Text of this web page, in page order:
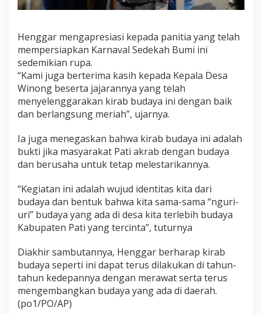
Henggar mengapresiasi kepada panitia yang telah
mempersiapkan Karnaval Sedekah Bumi ini
sedemikian rupa.
“Kami juga berterima kasih kepada Kepala Desa
Winong beserta jajarannya yang telah
menyelenggarakan kirab budaya ini dengan baik
dan berlangsung meriah”, ujarnya.
Ia juga menegaskan bahwa kirab budaya ini adalah
bukti jika masyarakat Pati akrab dengan budaya
dan berusaha untuk tetap melestarikannya.
“Kegiatan ini adalah wujud identitas kita dari
budaya dan bentuk bahwa kita sama-sama “nguri-
uri” budaya yang ada di desa kita terlebih budaya
Kabupaten Pati yang tercinta”, tuturnya
Diakhir sambutannya, Henggar berharap kirab
budaya seperti ini dapat terus dilakukan di tahun-
tahun kedepannya dengan merawat serta terus
mengembangkan budaya yang ada di daerah.
(po1/PO/AP)